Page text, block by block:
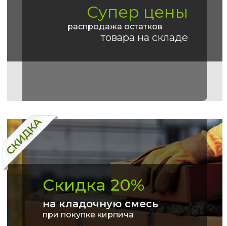
Супер цены
распродажа остатков
товара на складе
Скидка 20%
на кладочную смесь
при покупке кирпича